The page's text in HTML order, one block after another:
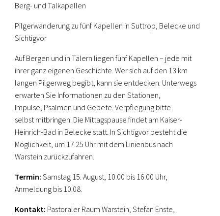
Berg- und Talkapellen
Pilgerwanderung zu fünf Kapellen in Suttrop, Belecke und
Sichtigvor
Auf Bergen und in Tälern liegen fünf Kapellen – jede mit
ihrer ganz eigenen Geschichte. Wer sich auf den 13 km
langen Pilgerweg begibt, kann sie entdecken. Unterwegs
erwarten Sie Informationen zu den Stationen,
Impulse, Psalmen und Gebete. Verpflegung bitte
selbst mitbringen. Die Mittagspause findet am Kaiser-
Heinrich-Bad in Belecke statt. In Sichtigvor besteht die
Möglichkeit, um 17.25 Uhr mit dem Linienbus nach
Warstein zurückzufahren.
Termin: Samstag 15. August, 10.00 bis 16.00 Uhr,
Anmeldung bis 10.08.
Kontakt: Pastoraler Raum Warstein, Stefan Enste,